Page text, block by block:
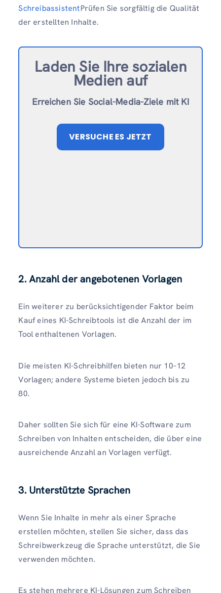
SchreibassistentPrüfen Sie sorgfältig die Qualität
der erstellten Inhalte.
Laden Sie Ihre sozialen
Medien auf
Erreichen Sie Social-Media-Ziele mit KI
VERSUCHE ES JETZT
2. Anzahl der angebotenen Vorlagen
Ein weiterer zu berücksichtigender Faktor beim
Kauf eines KI-Schreibtools ist die Anzahl der im
Tool enthaltenen Vorlagen.
Die meisten KI-Schreibhilfen bieten nur 10–12
Vorlagen; andere Systeme bieten jedoch bis zu
80.
Daher sollten Sie sich für eine KI-Software zum
Schreiben von Inhalten entscheiden, die über eine
ausreichende Anzahl an Vorlagen verfügt.
3. Unterstützte Sprachen
Wenn Sie Inhalte in mehr als einer Sprache
erstellen möchten, stellen Sie sicher, dass das
Schreibwerkzeug die Sprache unterstützt, die Sie
verwenden möchten.
Es stehen mehrere KI-Lösungen zum Schreiben